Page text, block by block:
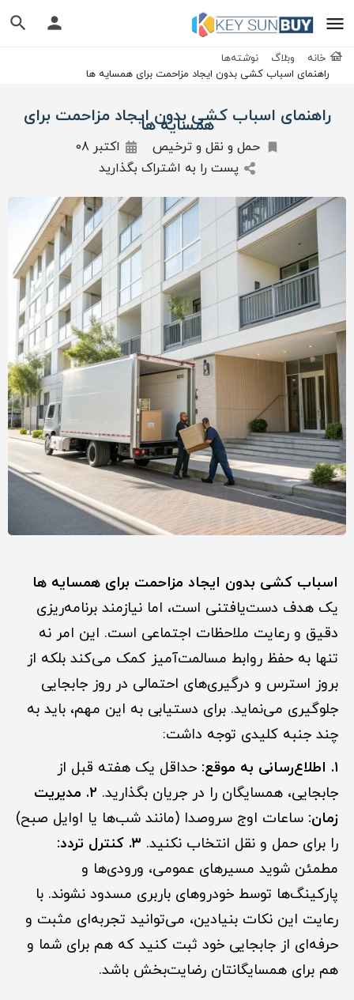
خانه وبلاگ
نوشته‌ها
راهنمای اسباب کشی بدون ایجاد مزاحمت برای همسایه ها
راهنمای اسباب کشی بدون ایجاد مزاحمت برای
همسایه ها
حمل و نقل و ترخیص
اکتبر 08
پست را به اشتراک بگذارید
اسباب کشی بدون ایجاد مزاحمت برای همسایه ها
یک هدف دست‌یافتنی است، اما نیازمند برنامه‌ریزی
دقیق و رعایت ملاحظات اجتماعی است. این امر نه
تنها به حفظ روابط مسالمت‌آمیز کمک می‌کند بلکه از
بروز استرس و درگیری‌های احتمالی در روز جابجایی
جلوگیری می‌نماید. برای دستیابی به این مهم، باید به
چند جنبه کلیدی توجه داشت:
۱. اطلاع‌رسانی به موقع:
حداقل یک هفته قبل از
جابجایی، همسایگان را در جریان بگذارید.
۲. مدیریت
زمان: ساعات اوج سروصدا (مانند شب‌ها یا اوایل صبح)
را برای حمل و نقل انتخاب نکنید. ۳. کنترل تردد:
مطمئن شوید مسیرهای عمومی، ورودی‌ها و
پارکینگ‌ها توسط خودروهای باربری مسدود نشوند. با
رعایت این نکات بنیادین، می‌توانید تجربه‌ای مثبت و
حرفه‌ای از جابجایی خود ثبت کنید که هم برای شما و
هم برای همسایگانتان رضایت‌بخش باشد.